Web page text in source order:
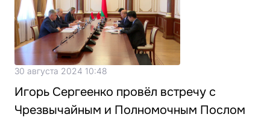
30 августа 2024 10:48
Игорь Сергеенко провёл встречу с
Чрезвычайным и Полномочным Послом